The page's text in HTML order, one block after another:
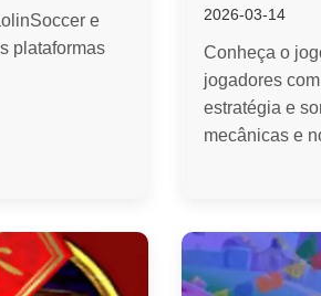
e
plataformas
2026-03-14
Conheça o
jogadores
estratégia e
mecânicas e